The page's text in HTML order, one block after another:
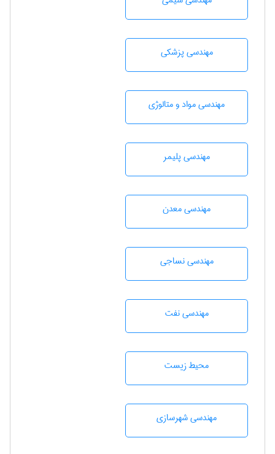
مهندسی پزشکی
مهندسی مواد و متالوژی
مهندسی پليمر
مهندسی معدن
مهندسي نساجی
مهندسی نفت
محيط زيست
مهندسی شهرسازی